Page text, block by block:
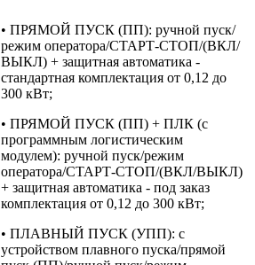
• ПРЯМОЙ ПУСК (ПП): ручной пуск/
режим оператора/СТАРТ-СТОП/(ВКЛ/
ВЫКЛ) + защитная автоматика -
стандартная комплектация от 0,12 до
300 кВт;
• ПРЯМОЙ ПУСК (ПП) + ПЛК (с
программным логистическим
модулем): ручной пуск/режим
оператора/СТАРТ-СТОП/(ВКЛ/ВЫКЛ)
+ защитная автоматика - под заказ
комплектация от 0,12 до 300 кВт;
• ПЛАВНЫЙ ПУСК (УПП): с
устройством плавного пуска/прямой